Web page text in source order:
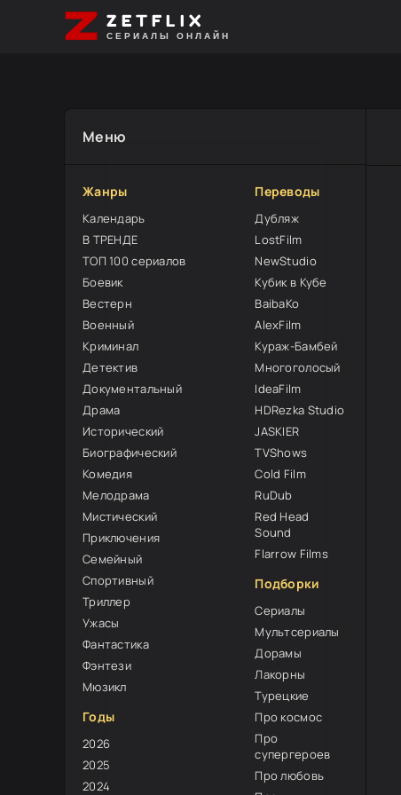
ZETFLIX
СЕРИАЛЫ ОНЛАЙН
Меню
Жанры
Календарь
В ТРЕНДЕ
ТОП 100 сериалов
Боевик
Вестерн
Военный
Криминал
Детектив
Документальный
Драма
Исторический
Биографический
Комедия
Мелодрама
Мистический
Приключения
Семейный
Спортивный
Триллер
Ужасы
Фантастика
Фэнтези
Мюзикл
Годы
2026
2025
2024
Переводы
Дубляж
LostFilm
NewStudio
Кубик в Кубе
BaibaKo
AlexFilm
Кураж-Бамбей
Многоголосый
IdeaFilm
HDRezka Studio
JASKIER
TVShows
Cold Film
RuDub
Red Head
Sound
Flarrow Films
Подборки
Сериалы
Мультсериалы
Дорамы
Лакорны
Турецкие
Про космос
Про
супергероев
Про любовь